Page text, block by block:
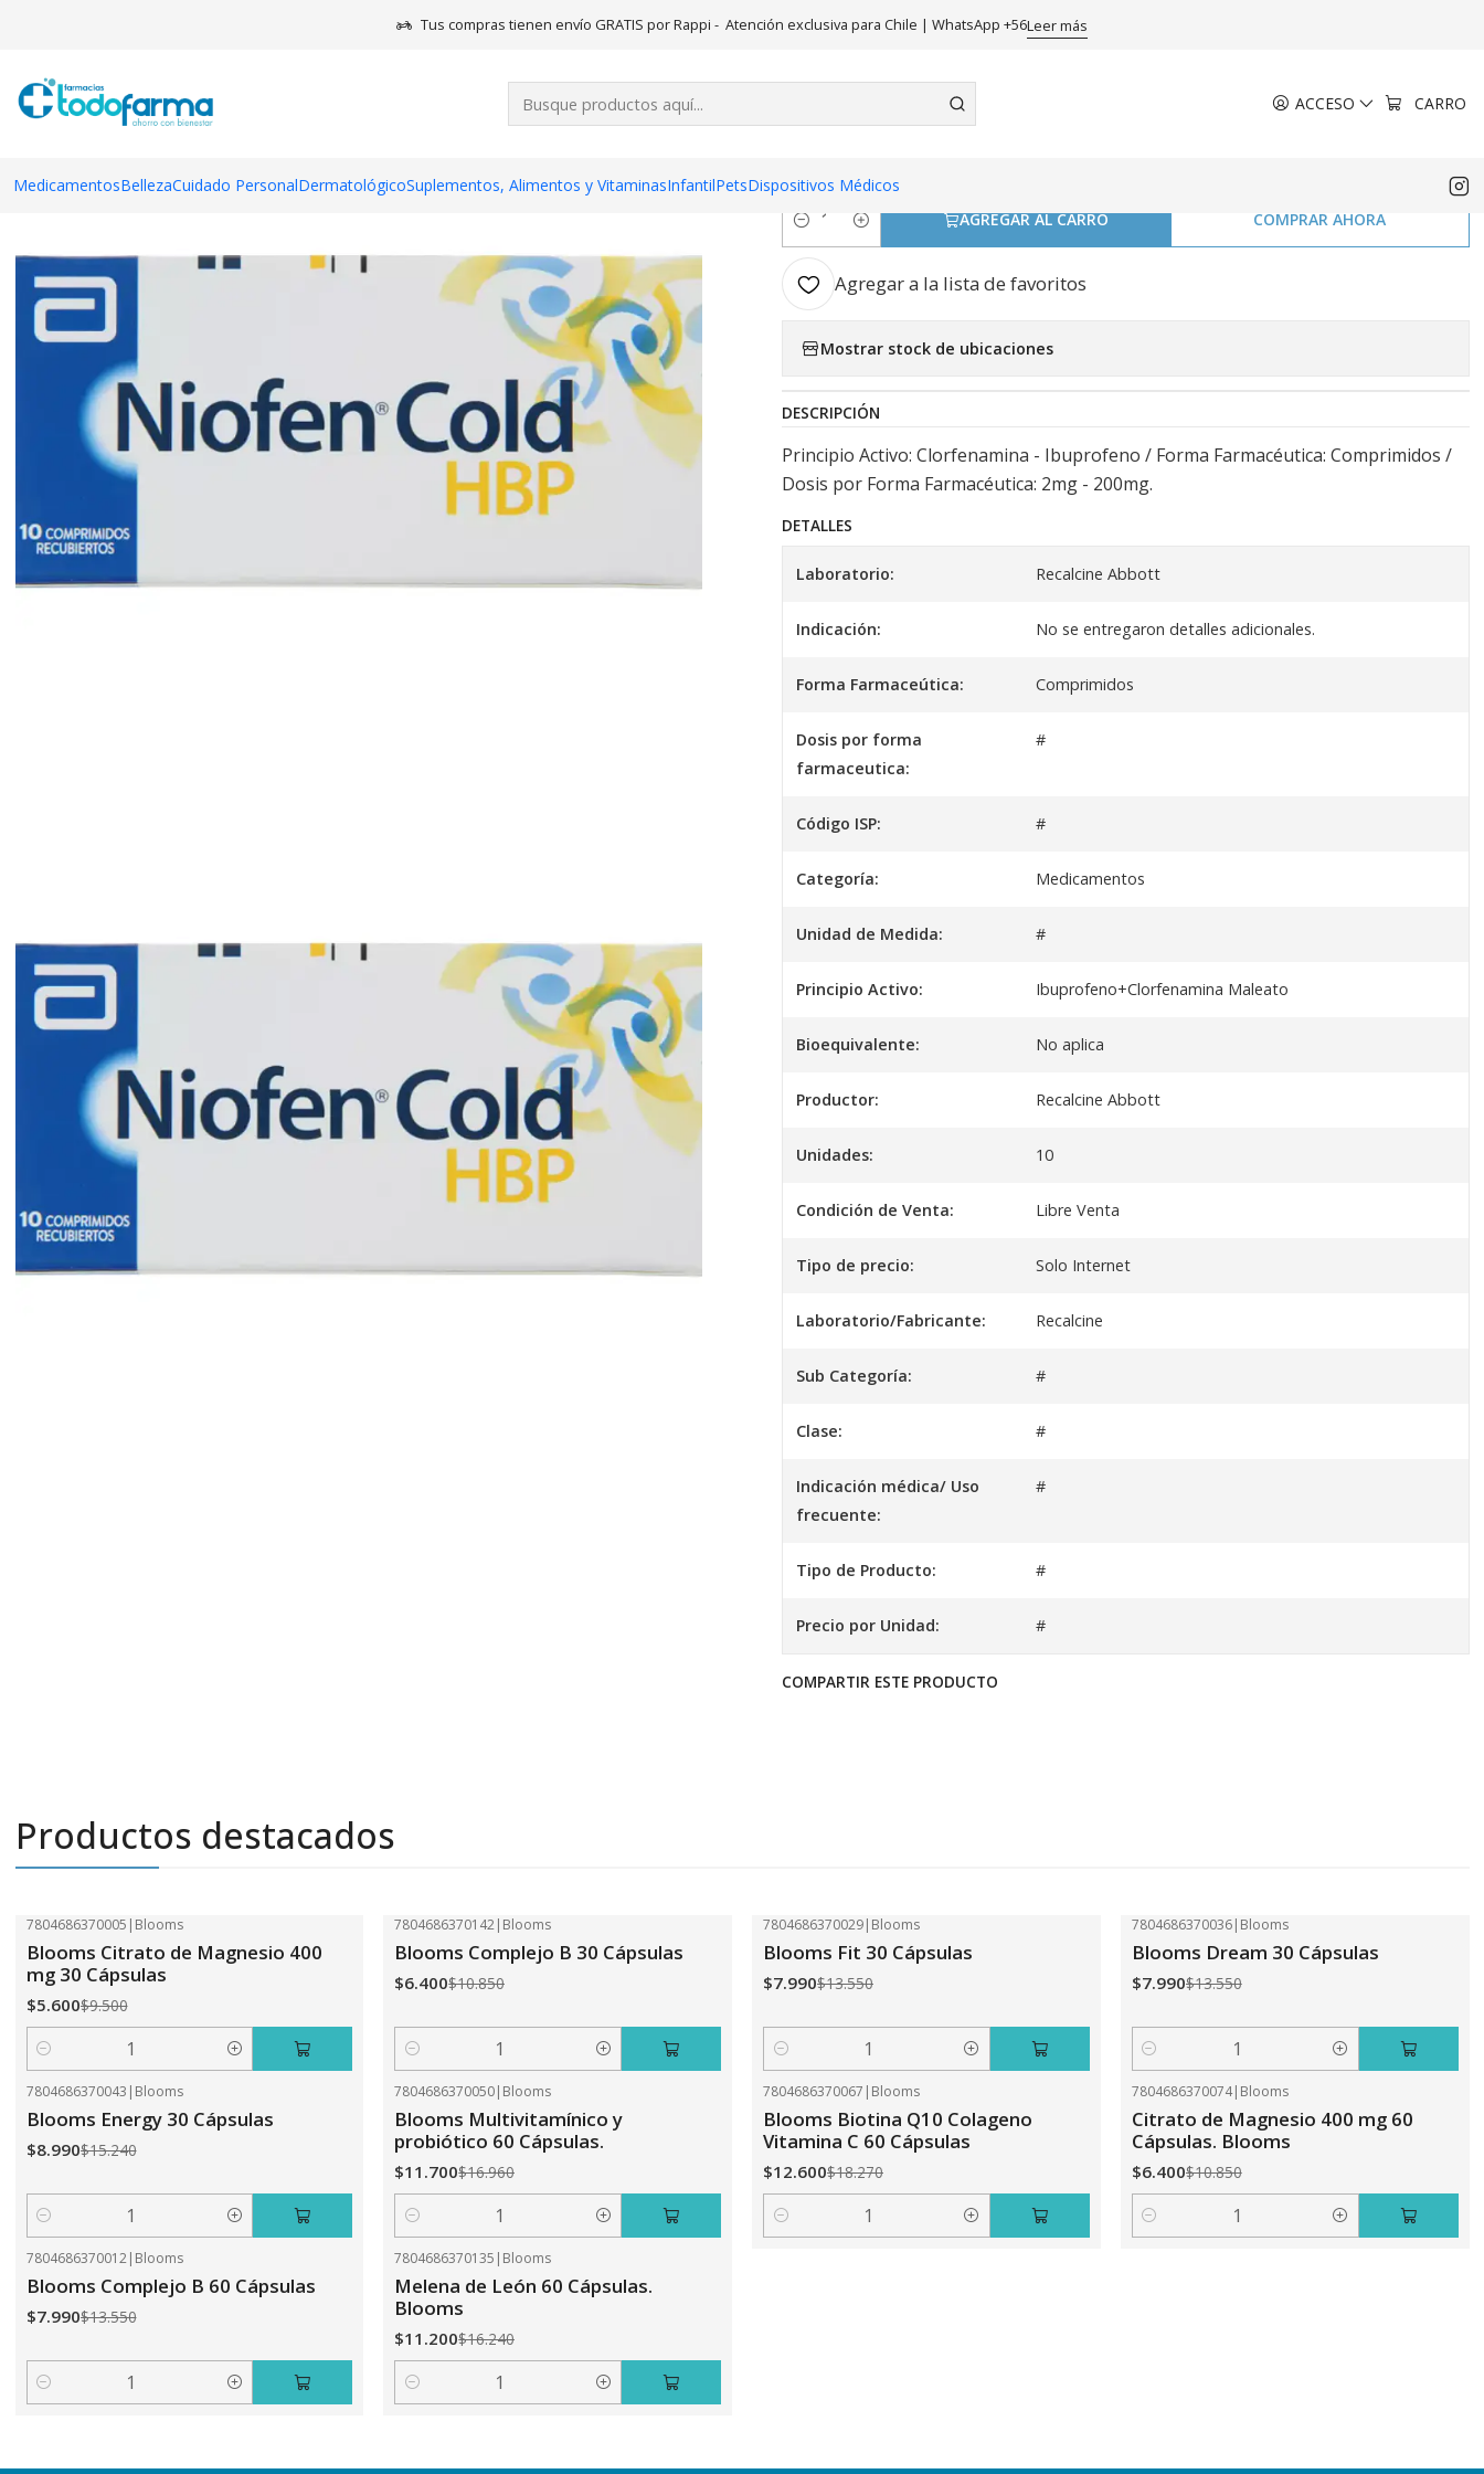
ACCESO CARRO
MedicamentosBellezaCuidado PersonalDermatológicoSuplementos, Alimentos y VitaminasInfantilPetsDispositivos Médicos
Tus compras tienen envío GRATIS por Rappi - Atención exclusiva para Chile | WhatsApp +56Leer más
Inicio Medicamentos Niofen Cold HBP 10 Comprimidos recubiertos.
Niofen Cold HBP 10 Comprimidos
Cantidad
AGREGAR AL CARRO COMPRAR AHORA
Agregar a la lista de favoritos
Mostrar stock de ubicaciones
DESCRIPCIÓN
Principio Activo: Clorfenamina - Ibuprofeno / Forma Farmacéutica: Comprimidos /
Dosis por Forma Farmacéutica: 2mg - 200mg.
DETALLES
Laboratorio: Recalcine Abbott
Indicación: No se entregaron detalles adicionales.
Forma Farmaceútica: Comprimidos
Dosis por forma
farmaceutica:
#
Código ISP: #
Categoría: Medicamentos
Unidad de Medida: #
Principio Activo: Ibuprofeno+Clorfenamina Maleato
Bioequivalente: No aplica
Productor: Recalcine Abbott
Unidades: 10
Condición de Venta: Libre Venta
Tipo de precio: Solo Internet
Laboratorio/Fabricante: Recalcine
Sub Categoría: #
Clase: #
Indicación médica/ Uso
frecuente:
#
Tipo de Producto: #
Precio por Unidad: #
COMPARTIR ESTE PRODUCTO
Productos destacados
7804686370005 | Blooms
Blooms Citrato de Magnesio 400
mg 30 Cápsulas
$5.600$9.500
Cantidad
7804686370142| Blooms
Blooms Complejo B 30 Cápsulas
$6.400$10.850
Cantidad
7804686370029| Blooms
Blooms Fit 30 Cápsulas
$7.990$13.550
Cantidad
7804686370036| Blooms
Blooms Dream 30 Cápsulas
$7.990$13.550
Cantidad
7804686370043 | Blooms
Blooms Energy 30 Cápsulas
$8.990$15.240
Cantidad
7804686370050| Blooms
Blooms Multivitamínico y
probiótico 60 Cápsulas.
$11.700$16.960
Cantidad
7804686370067 | Blooms
Blooms Biotina Q10 Colageno
Vitamina C 60 Cápsulas
$12.600$18.270
Cantidad
7804686370074| Blooms
Citrato de Magnesio 400 mg 60
Cápsulas. Blooms
$6.400$10.850
Cantidad
7804686370012| Blooms
Blooms Complejo B 60 Cápsulas
$7.990$13.550
Cantidad
7804686370135 | Blooms
Melena de León 60 Cápsulas.
Blooms
$11.200$16.240
Cantidad